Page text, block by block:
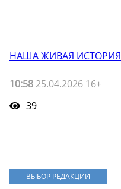
НАША ЖИВАЯ ИСТОРИЯ
10:58 25.04.2026 16+
39
ВЫБОР РЕДАКЦИИ